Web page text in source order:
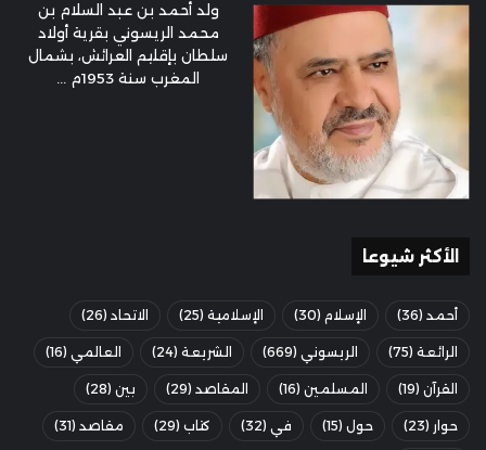
ولد أحمد بن عبد السلام بن
محمد الريسوني بقرية أولاد
سلطان بإقليم العرائش، بشمال
المغرب سنة 1953م ...
الأكثر شيوعا
أحمد (36) الإسلام (30) الإسلامية (25) الاتحاد (26)
الرائعة (75) الريسوني (669) الشريعة (24) العالمي (16)
القرآن (19) المسلمين (16) المقاصد (29) بين (28)
حوار (23) حول (15) في (32) كتاب (29) مقاصد (31)